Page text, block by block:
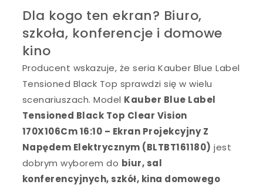
Dla kogo ten ekran? Biuro,
szkoła, konferencje i domowe
kino
Producent wskazuje, że seria Kauber Blue Label
Tensioned Black Top sprawdzi się w wielu
scenariuszach. Model Kauber Blue Label
Tensioned Black Top Clear Vision
170X106Cm 16:10 – Ekran Projekcyjny Z
Napędem Elektrycznym (BLTBT161180) jest
dobrym wyborem do biur, sal
konferencyjnych, szkół, kina domowego